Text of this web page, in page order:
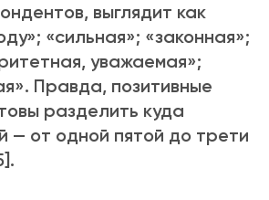
выглядит как
«сильная»; «законная»;
уважаемая»;
Правда, позитивные
разделить куда
— от одной пятой до трети